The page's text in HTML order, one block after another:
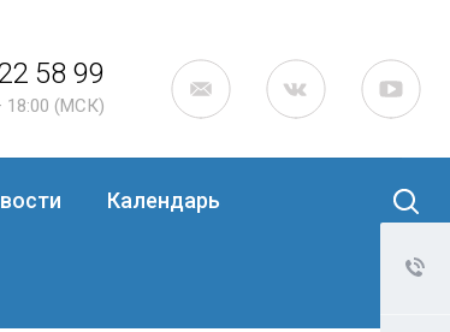
58 99
18:00 (МСК)
Календарь